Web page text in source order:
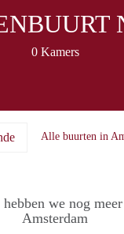
0 Kamers
Alle buurten in
hebben we nog
Amsterdam